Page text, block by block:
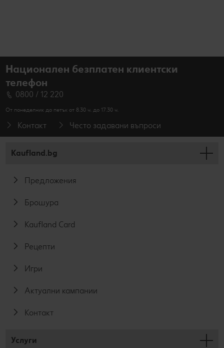
Национален безплатен клиентски
телефон
0800 / 12 220
От понеделник до петък от 8.30 ч. до 17.30 ч.
Контакт Често задавани въпроси
Kaufland.bg
Предложения
Брошура
Kaufland Card
Рецепти
Игри
Актуални кампании
Контакт
Услуги